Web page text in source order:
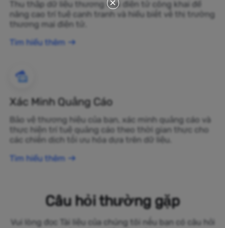
Thu thập dữ liệu thương mại điện tử công khai để
nâng cao trí tuệ cạnh tranh và hiểu biết về thị trường
thương mại điện tử.
Tìm hiểu thêm
Xác Minh Quảng Cáo
Bảo vệ thương hiệu của bạn, xác minh quảng cáo và
thực hiện trí tuệ quảng cáo theo thời gian thực cho
các chiến dịch tối ưu hóa dựa trên dữ liệu.
Tìm hiểu thêm
Câu hỏi thường gặp
Vui lòng đọc Tài liệu của chúng tôi nếu bạn có câu hỏi